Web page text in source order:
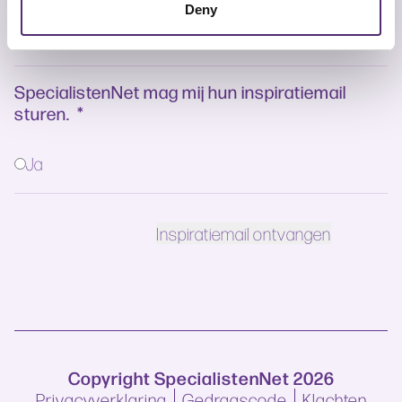
Deny
SpecialistenNet mag mij hun inspiratiemail
sturen. *
Ja
Copyright SpecialistenNet 2026